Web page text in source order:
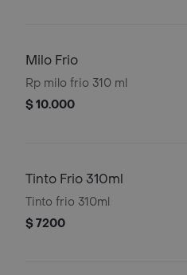
Milo Frio
Rp milo frio 310 ml
$ 10.000
Tinto Frio 310ml
Tinto frio 310ml
$ 7200